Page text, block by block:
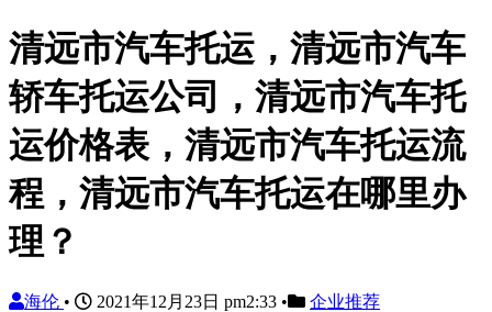
清远市汽车托运，清远市汽车
轿车托运公司，清远市汽车托
运价格表，清远市汽车托运流
程，清远市汽车托运在哪里办
理？
海伦 • 2021年12月23日 pm2:33 • 企业推荐